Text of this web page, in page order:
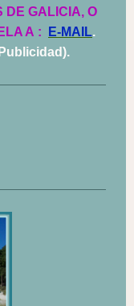
DE GALICIA, O
A : E-MAIL.